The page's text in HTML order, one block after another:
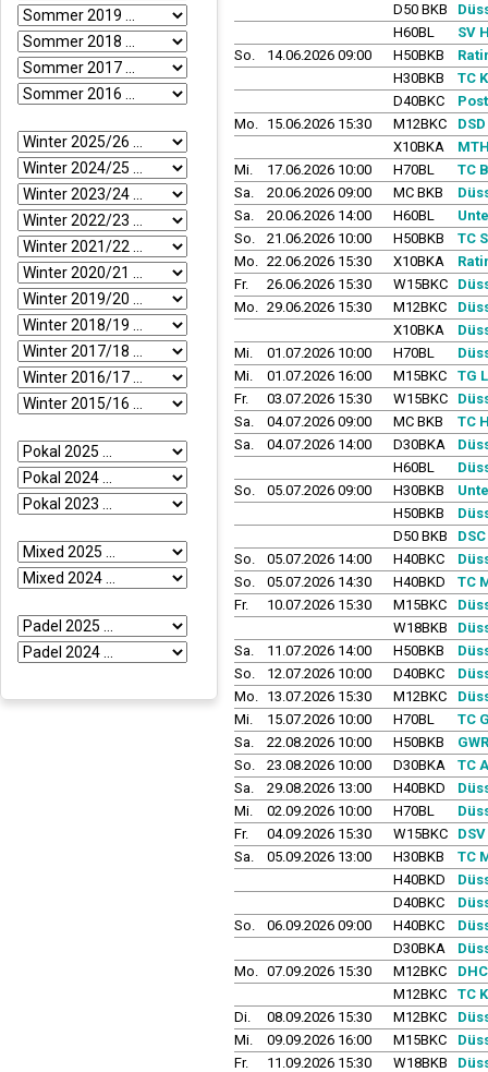
D50 BKB
H60BL
SV
So.
14.06.2026 09:00 H50BKB
H30BKB
TC
D40BKC
Mo. 15.06.2026 15:30 M12BKC
X10BKA
Mi.
17.06.2026 10:00 H70BL
TC
Sa.
20.06.2026 09:00 MC BKB
Sa.
20.06.2026 14:00 H60BL
So.
21.06.2026 10:00 H50BKB
TC
Mo. 22.06.2026 15:30 X10BKA
Fr.
26.06.2026 15:30 W15BKC
Mo. 29.06.2026 15:30 M12BKC
X10BKA
Mi.
01.07.2026 10:00 H70BL
Mi.
01.07.2026 16:00 M15BKC
TG
Fr.
03.07.2026 15:30 W15BKC
Sa.
04.07.2026 09:00 MC BKB
TC
Sa.
04.07.2026 14:00 D30BKA
H60BL
So.
05.07.2026 09:00 H30BKB
H50BKB
D50 BKB
So.
05.07.2026 14:00 H40BKC
So.
05.07.2026 14:30 H40BKD
TC
Fr.
10.07.2026 15:30 M15BKC
W18BKB
Sa.
11.07.2026 14:00 H50BKB
So.
12.07.2026 10:00 D40BKC
Mo. 13.07.2026 15:30 M12BKC
Mi.
15.07.2026 10:00 H70BL
TC
Sa.
22.08.2026 10:00 H50BKB
So.
23.08.2026 10:00 D30BKA
TC
Sa.
29.08.2026 13:00 H40BKD
Mi.
02.09.2026 10:00 H70BL
Fr.
04.09.2026 15:30 W15BKC
Sa.
05.09.2026 13:00 H30BKB
TC
H40BKD
D40BKC
So.
06.09.2026 09:00 H40BKC
D30BKA
Mo. 07.09.2026 15:30 M12BKC
M12BKC
TC
Di.
08.09.2026 15:30 M12BKC
Mi.
09.09.2026 16:00 M15BKC
Fr.
11.09.2026 15:30 W18BKB